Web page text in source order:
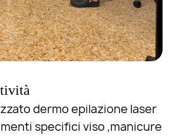
dermo epilazione laser
specifici viso ,manicure